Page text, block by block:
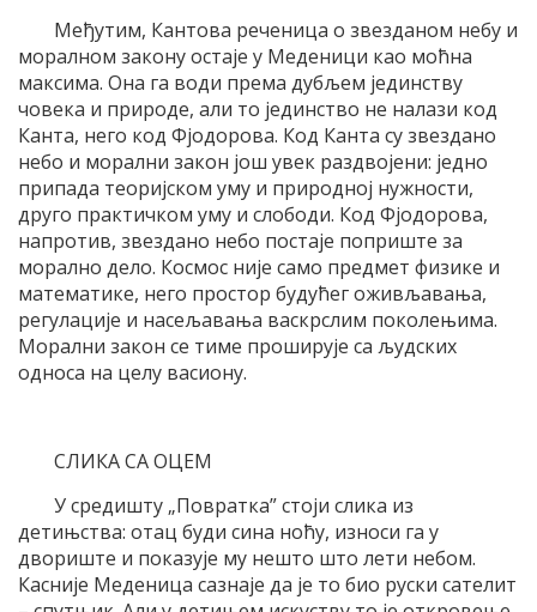
Међутим, Кантова реченица о звезданом небу и
моралном закону остаје у Меденици као моћна
максима. Она га води према дубљем јединству
човека и природе, али то јединство не налази код
Канта, него код Фјодорова. Код Канта су звездано
небо и морални закон још увек раздвојени: једно
припада теоријском уму и природној нужности,
друго практичком уму и слободи. Код Фјодорова,
напротив, звездано небо постаје поприште за
морално дело. Космос није само предмет физике и
математике, него простор будућег оживљавања,
регулације и насељавања васкрслим поколењима.
Морални закон се тиме проширује са људских
односа на целу васиону.
СЛИКА СА ОЦЕМ
У средишту „Повратка” стоји слика из
детињства: отац буди сина ноћу, износи га у
двориште и показује му нешто што лети небом.
Касније Меденица сазнаје да је то био руски сателит